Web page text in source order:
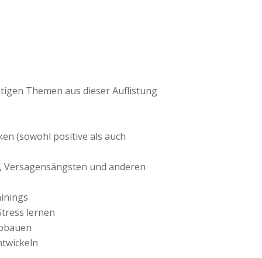
Themen aus dieser Auflistung
(sowohl positive als auch
und anderen
lernen